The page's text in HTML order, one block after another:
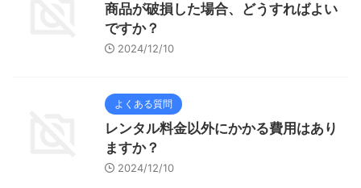
商品が破損した場合、どうすればよい
ですか？
2024/12/10
よくある質問
レンタル料金以外にかかる費用はあり
ますか？
2024/12/10